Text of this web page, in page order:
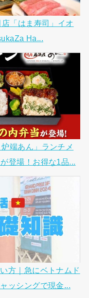
「はま寿司」イオ
Ha...
端あん」ランチメ
登場！お得な1品...
方｜急にベトナムド
ッシングで現金...